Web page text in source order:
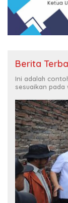
Berita
Ini adalah
sesuaikan pada